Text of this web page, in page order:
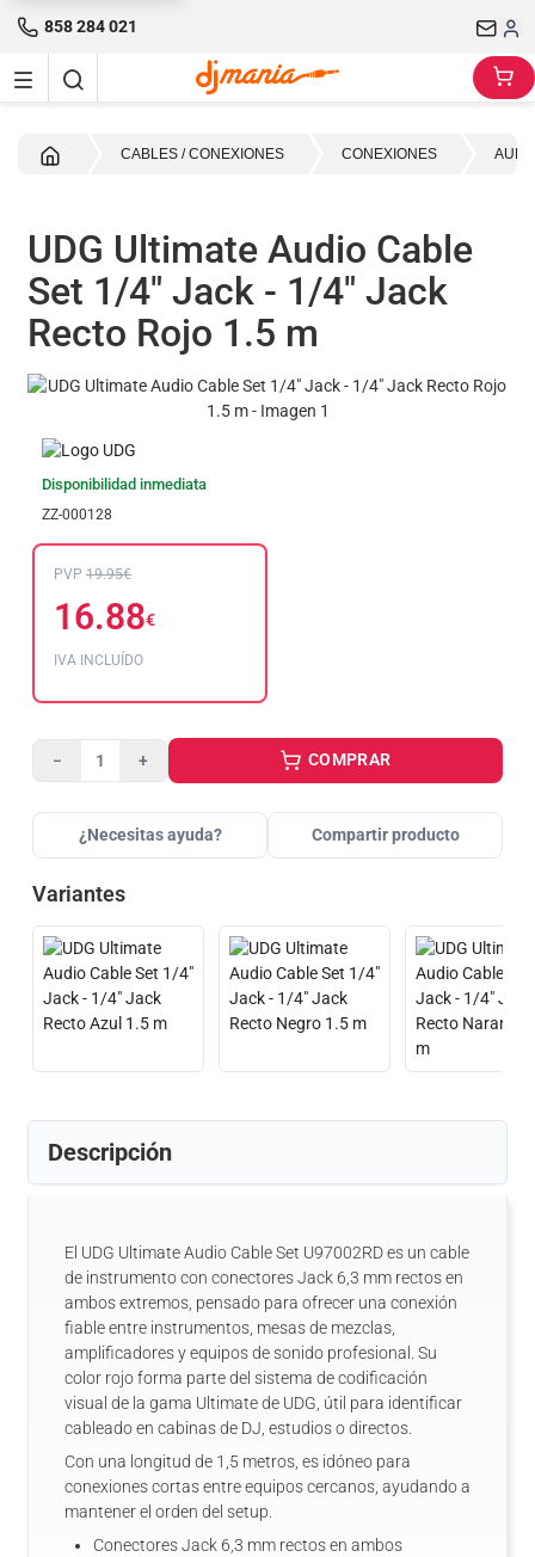
858 284 021
CABLES / CONEXIONES CONEXIONES
UDG Ultimate Audio Cable
Set 1/4" Jack - 1/4" Jack
Recto Rojo 1.5 m
Disponibilidad inmediata
ZZ-000128
PVP 19.95€
16.88€
IVA INCLUÍDO
− + COMPRAR
¿Necesitas ayuda? Compartir producto
Variantes
Descripción
El UDG Ultimate Audio Cable Set U97002RD es un cable
de instrumento con conectores Jack 6,3 mm rectos en
ambos extremos, pensado para ofrecer una conexión
fiable entre instrumentos, mesas de mezclas,
amplificadores y equipos de sonido profesional. Su
color rojo forma parte del sistema de codificación
visual de la gama Ultimate de UDG, útil para identificar
cableado en cabinas de DJ, estudios o directos.
Con una longitud de 1,5 metros, es idóneo para
conexiones cortas entre equipos cercanos, ayudando a
mantener el orden del setup.
Conectores Jack 6,3 mm rectos en ambos